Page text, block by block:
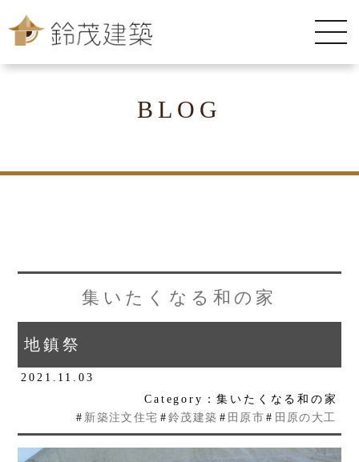
BLOG
集いたくなる和の家
地鎮祭
2021.11.03
Category：集いたくなる和の家
# 新築注文住宅 # 鈴茂建築 # 田原市 # 田原の大工